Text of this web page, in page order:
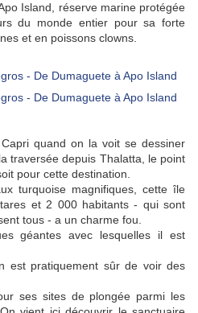
Island, réserve marine protégée
du monde entier pour sa forte
et en poissons clowns.
quand on la voit se dessiner
traversée depuis Thalatta, le point
pour cette destination.
turquoise magnifiques, cette île
et 2 000 habitants - qui sont
tous - a un charme fou.
géantes avec lesquelles il est
est pratiquement sûr de voir des
ses sites de plongée parmi les